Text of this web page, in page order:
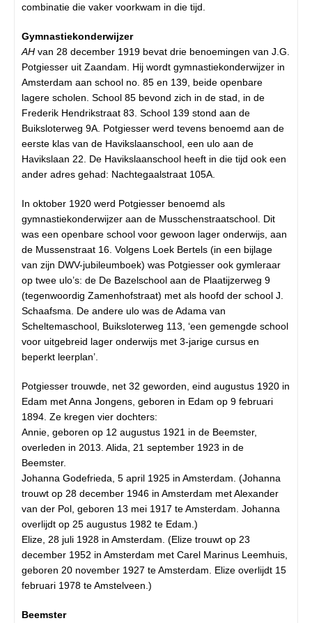
combinatie die vaker voorkwam in die tijd.
Gymnastiekonderwijzer
AH van 28 december 1919 bevat drie benoemingen van J.G.
Potgiesser uit Zaandam. Hij wordt gymnastiekonderwijzer in
Amsterdam aan school no. 85 en 139, beide openbare
lagere scholen. School 85 bevond zich in de stad, in de
Frederik Hendrikstraat 83. School 139 stond aan de
Buiksloterweg 9A. Potgiesser werd tevens benoemd aan de
eerste klas van de Havikslaanschool, een ulo aan de
Havikslaan 22. De Havikslaanschool heeft in die tijd ook een
ander adres gehad: Nachtegaalstraat 105A.
In oktober 1920 werd Potgiesser benoemd als
gymnastiekonderwijzer aan de Musschenstraatschool. Dit
was een openbare school voor gewoon lager onderwijs, aan
de Mussenstraat 16. Volgens Loek Bertels (in een bijlage
van zijn DWV-jubileumboek) was Potgiesser ook gymleraar
op twee ulo’s: de De Bazelschool aan de Plaatijzerweg 9
(tegenwoordig Zamenhofstraat) met als hoofd der school J.
Schaafsma. De andere ulo was de Adama van
Scheltemaschool, Buiksloterweg 113, ‘een gemengde school
voor uitgebreid lager onderwijs met 3-jarige cursus en
beperkt leerplan’.
Potgiesser trouwde, net 32 geworden, eind augustus 1920 in
Edam met Anna Jongens, geboren in Edam op 9 februari
1894. Ze kregen vier dochters:
Annie, geboren op 12 augustus 1921 in de Beemster,
overleden in 2013. Alida, 21 september 1923 in de
Beemster.
Johanna Godefrieda, 5 april 1925 in Amsterdam. (Johanna
trouwt op 28 december 1946 in Amsterdam met Alexander
van der Pol, geboren 13 mei 1917 te Amsterdam. Johanna
overlijdt op 25 augustus 1982 te Edam.)
Elize, 28 juli 1928 in Amsterdam. (Elize trouwt op 23
december 1952 in Amsterdam met Carel Marinus Leemhuis,
geboren 20 november 1927 te Amsterdam. Elize overlijdt 15
februari 1978 te Amstelveen.)
Beemster